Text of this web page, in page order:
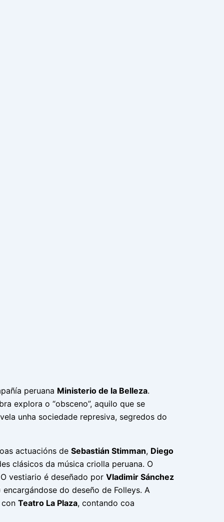
peruana Ministerio de la Belleza.
explora o “obsceno”, aquilo que se
unha sociedade represiva, segredos do
actuacións de Sebastián Stimman, Diego
clásicos da música criolla peruana. O
vestiario é deseñado por Vladimir Sánchez
encargándose do deseño de Folleys. A
Teatro La Plaza, contando coa